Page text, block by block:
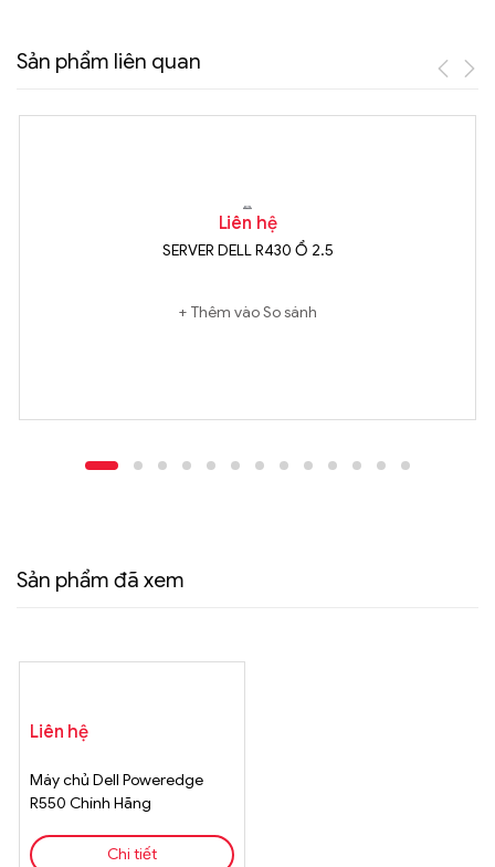
Sản phẩm liên quan
Liên hệ
SERVER DELL R430 Ổ 2.5
Thêm vào So sánh
Sản phẩm đã xem
Liên hệ
Máy chủ Dell Poweredge
R550 Chính Hãng
Chi tiết